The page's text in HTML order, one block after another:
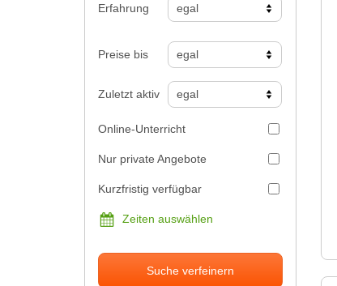
Erfahrung
Preise bis
Zuletzt aktiv
Online-Unterricht
Nur private Angebote
Kurzfristig verfügbar
Zeiten auswählen
Suche verfeinern